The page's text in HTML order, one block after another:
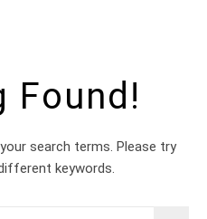
Found!
search terms. Please try
keywords.